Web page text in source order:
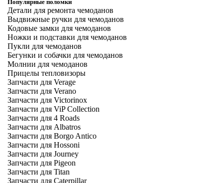
Популярные поломки
Детали для ремонта чемоданов
Выдвижные ручки для чемоданов
Кодовые замки для чемоданов
Ножки и подставки для чемоданов
Пукли для чемоданов
Бегунки и собачки для чемоданов
Молнии для чемоданов
Прицелы тепловизоры
Запчасти для Verage
Запчасти для Verano
Запчасти для Victorinox
Запчасти для ViP Collection
Запчасти для 4 Roads
Запчасти для Albatros
Запчасти для Borgo Antico
Запчасти для Hossoni
Запчасти для Journey
Запчасти для Pigeon
Запчасти для Titan
Запчасти для Caterpillar